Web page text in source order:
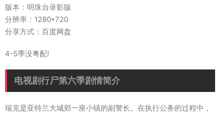
版本：明珠台录影版
分辨率：1280*720
分享方式：百度网盘
4-5季没粤配!
电视剧行尸第六季剧情简介
瑞克是亚特兰大城郊一座小镇的副警长。在执行公务的过程中，